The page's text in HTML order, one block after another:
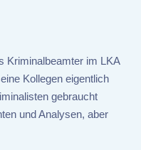
Kriminalbeamter im LKA
Kollegen eigentlich
gebraucht
und Analysen, aber